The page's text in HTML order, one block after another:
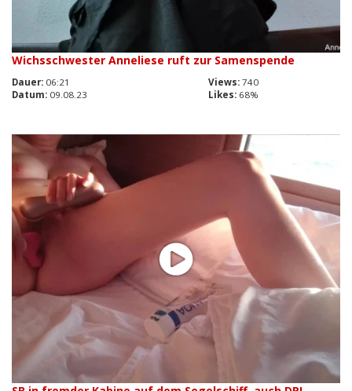
Wichsschwester Anneliese ruft zur Samenspende
Dauer: 06:21 Views: 740
Datum: 09.08.23 Likes: 68%